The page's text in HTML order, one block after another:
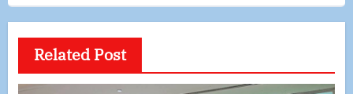
Related Post